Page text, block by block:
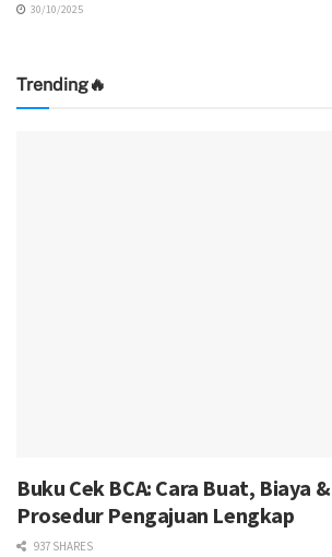
30/10/2025
Trending🔥
Buku Cek BCA: Cara Buat, Biaya &
Prosedur Pengajuan Lengkap
937 SHARES